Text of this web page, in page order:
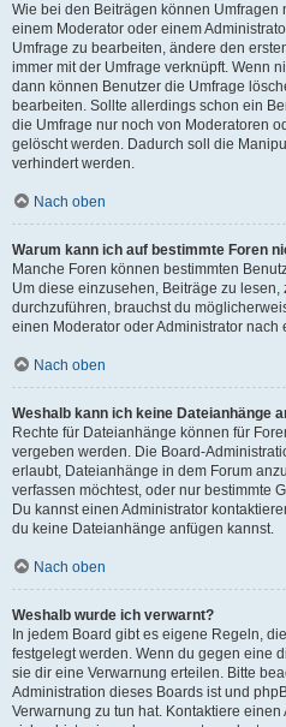
Wie bei den Beiträgen können Umfragen
einem Moderator oder einem
Umfrage zu bearbeiten, ändere den
immer mit der Umfrage verknüpft. Wenn
dann können Benutzer die Umfrage
bearbeiten. Sollte allerdings schon ein
die Umfrage nur noch von Moderatoren
gelöscht werden. Dadurch soll die
verhindert werden.
Nach oben
Warum kann ich auf bestimmte Foren
Manche Foren können bestimmten
Um diese einzusehen, Beiträge zu
durchzuführen, brauchst du
einen Moderator oder Administrator
Nach oben
Weshalb kann ich keine Dateianhänge
Rechte für Dateianhänge können für
vergeben werden. Die Board-
erlaubt, Dateianhänge in dem Forum
verfassen möchtest, oder nur bestimmte
Du kannst einen Administrator
du keine Dateianhänge anfügen kannst.
Nach oben
Weshalb wurde ich verwarnt?
In jedem Board gibt es eigene Regeln,
festgelegt werden. Wenn du gegen eine
sie dir eine Verwarnung erteilen. Bitte
Administration dieses Boards ist und
Verwarnung zu tun hat. Kontaktiere